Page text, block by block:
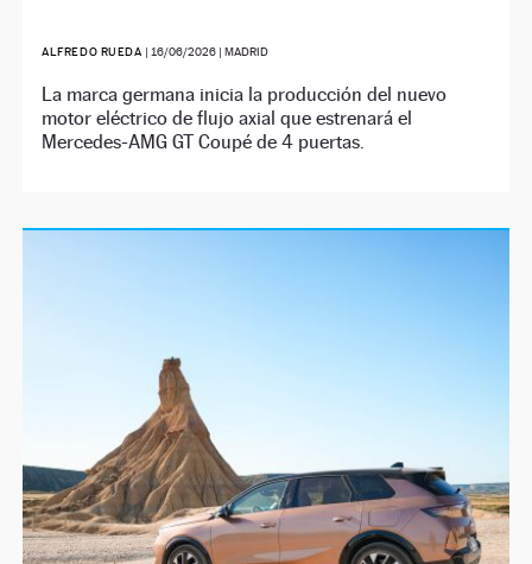
ALFREDO RUEDA | 16/06/2026| MADRID
La marca germana inicia la producción del nuevo
motor eléctrico de flujo axial que estrenará el
Mercedes-AMG GT Coupé de 4 puertas.